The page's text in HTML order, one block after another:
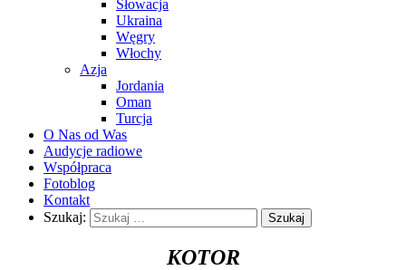
Słowacja
Ukraina
Węgry
Włochy
Azja
Jordania
Oman
Turcja
O Nas od Was
Audycje radiowe
Współpraca
Fotoblog
Kontakt
Szukaj:
KOTOR